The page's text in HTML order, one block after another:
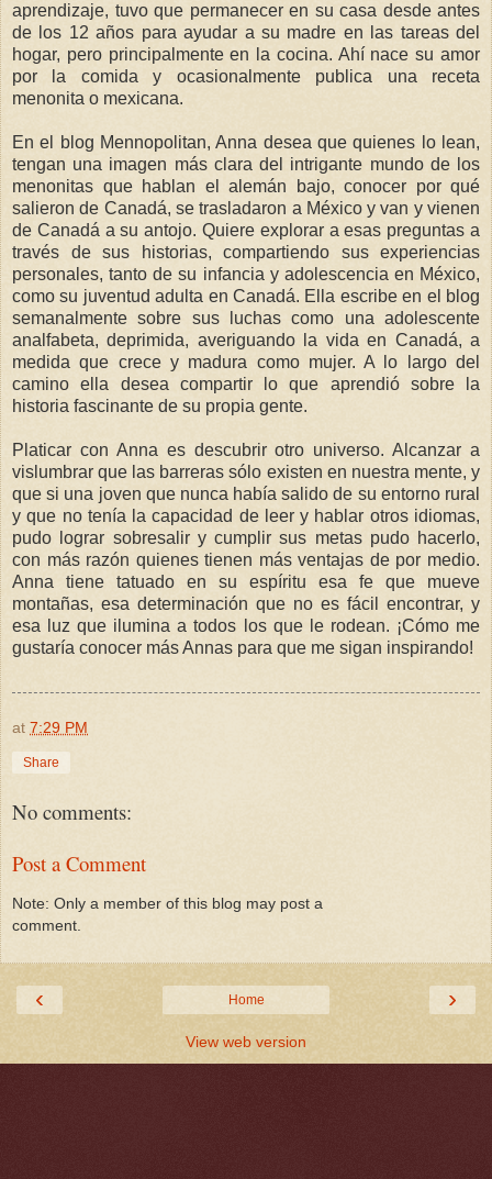
aprendizaje, tuvo que permanecer en su casa desde antes
de los 12 años para ayudar a su madre en las tareas del
hogar, pero principalmente en la cocina. Ahí nace su amor
por la comida y ocasionalmente publica una receta
menonita o mexicana.
En el blog Mennopolitan, Anna desea que quienes lo lean,
tengan una imagen más clara del intrigante mundo de los
menonitas que hablan el alemán bajo, conocer por qué
salieron de Canadá, se trasladaron a México y van y vienen
de Canadá a su antojo. Quiere explorar a esas preguntas a
través de sus historias, compartiendo sus experiencias
personales, tanto de su infancia y adolescencia en México,
como su juventud adulta en Canadá. Ella escribe en el blog
semanalmente sobre sus luchas como una adolescente
analfabeta, deprimida, averiguando la vida en Canadá, a
medida que crece y madura como mujer. A lo largo del
camino ella desea compartir lo que aprendió sobre la
historia fascinante de su propia gente.
Platicar con Anna es descubrir otro universo. Alcanzar a
vislumbrar que las barreras sólo existen en nuestra mente, y
que si una joven que nunca había salido de su entorno rural
y que no tenía la capacidad de leer y hablar otros idiomas,
pudo lograr sobresalir y cumplir sus metas pudo hacerlo,
con más razón quienes tienen más ventajas de por medio.
Anna tiene tatuado en su espíritu esa fe que mueve
montañas, esa determinación que no es fácil encontrar, y
esa luz que ilumina a todos los que le rodean. ¡Cómo me
gustaría conocer más Annas para que me sigan inspirando!
at 7:29 PM
Share
No comments:
Post a Comment
Note: Only a member of this blog may post a
comment.
‹ ›
Home
View web version